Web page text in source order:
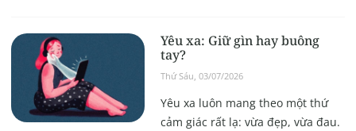
Yêu xa: Giữ gìn hay buông
tay?
Thứ Sáu, 03/07/2026
Yêu xa luôn mang theo một thứ
cảm giác rất lạ: vừa đẹp, vừa đau.